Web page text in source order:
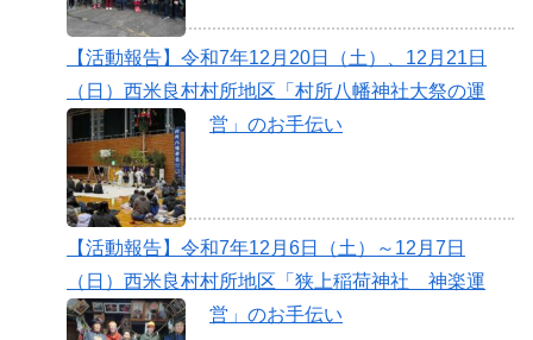
【活動報告】令和7年12月20日（土）、12月21日
（日）西米良村村所地区「村所八幡神社大祭の運
営」のお手伝い
【活動報告】令和7年12月6日（土）～12月7日
（日）西米良村村所地区「狭上稲荷神社 神楽運
営」のお手伝い